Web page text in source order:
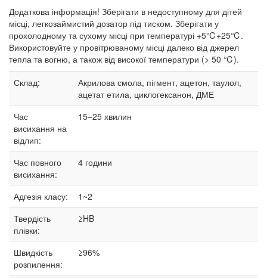
Додаткова інформація! Зберігати в недоступному для дітей
місці, легкозаймистий дозатор під тиском. Зберігати у
прохолодному та сухому місці при температурі +5℃+25℃.
Використовуйте у провітрюваному місці далеко від джерел
тепла та вогню, а також від високої температури (> 50 ℃).
Склад:
Акрилова смола, пігмент, ацетон, таулол,
ацетат етила, циклогексанон, ДМЕ
Час
висихання на
відлип:
15–25 хвилин
Час повного
висихання:
4 години
Адгезія класу:
1~2
Твердість
плівки:
≥HB
Швидкість
розпилення:
≥96%